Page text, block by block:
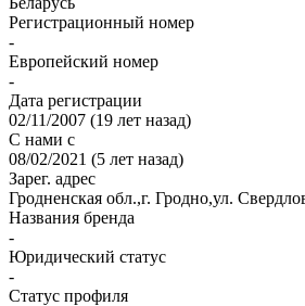
Регистрационный номер
-
Европейский номер
-
Дата регистрации
02/11/2007 (19 лет назад)
С нами с
08/02/2021 (5 лет назад)
Зарег. адрес
Гродненская обл.,г. Гродно,ул.
Названия бренда
-
Юридический статус
-
Статус профиля